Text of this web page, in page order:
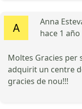
Anna
hace 1 año
Moltes Gracies per
adquirit un centre
gracies de nou!!!